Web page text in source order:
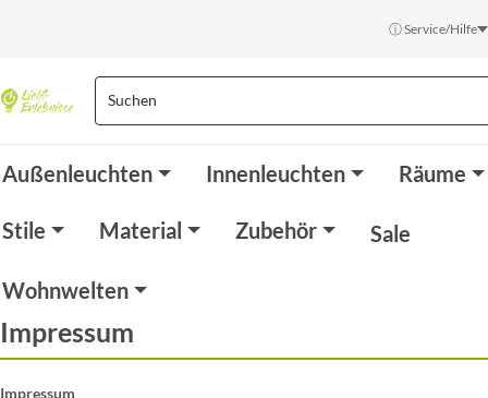
ⓘ Service/Hilfe
Außenleuchten Innenleuchten Räume
Stile Material Zubehör Sale
Wohnwelten
Impressum
Impressum